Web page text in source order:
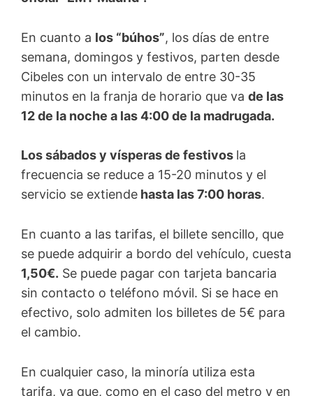
En cuanto a los “búhos”, los días de entre
semana, domingos y festivos, parten desde
Cibeles con un intervalo de entre 30-35
minutos en la franja de horario que va de las
12 de la noche a las 4:00 de la madrugada.
Los sábados y vísperas de festivos la
frecuencia se reduce a 15-20 minutos y el
servicio se extiende hasta las 7:00 horas.
En cuanto a las tarifas, el billete sencillo, que
se puede adquirir a bordo del vehículo, cuesta
1,50€. Se puede pagar con tarjeta bancaria
sin contacto o teléfono móvil. Si se hace en
efectivo, solo admiten los billetes de 5€ para
el cambio.
En cualquier caso, la minoría utiliza esta
tarifa, ya que, como en el caso del metro y en